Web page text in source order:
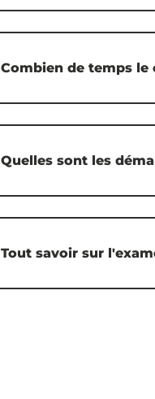
Combien de temps le
Quelles sont les
Tout savoir sur